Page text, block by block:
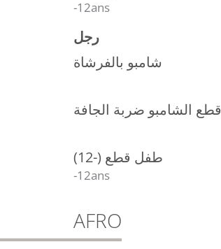
-12ans
رجل
شامبو بالفرشاة
قطع الشامبو ضربة الجافة
طفل قطع (-12)
-12ans
AFRO